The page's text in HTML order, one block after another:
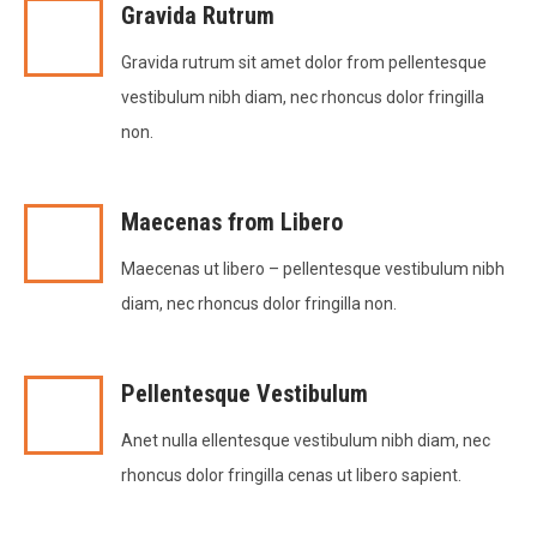
Gravida Rutrum
Gravida rutrum sit amet dolor from pellentesque
vestibulum nibh diam, nec rhoncus dolor fringilla
non.
Maecenas from Libero
Maecenas ut libero – pellentesque vestibulum nibh
diam, nec rhoncus dolor fringilla non.
Pellentesque Vestibulum
Anet nulla ellentesque vestibulum nibh diam, nec
rhoncus dolor fringilla cenas ut libero sapient.